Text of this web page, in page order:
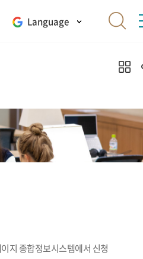
Language
지 종합정보시스템에서 신청